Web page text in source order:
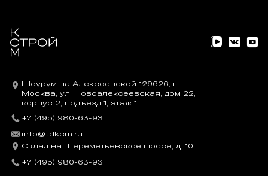
Шоурум на Алексеевской 129626, г.
Москва, ул. Новоалексеевская, дом 22,
корпус 2, подъезд 1, этаж 1
+7 (495) 980-63-93
info@tdkcm.ru
Склад на Шереметьевское шоссе, д. 10
+7 (495) 980-63-93